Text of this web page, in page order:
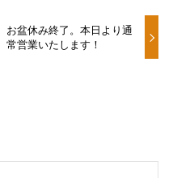
お盆休み終了。本日より通
常営業いたします！